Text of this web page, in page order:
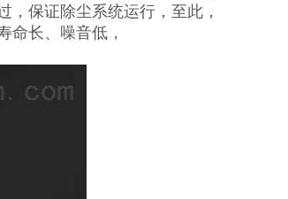
保证除尘系统运行，至此，
命长、噪音低，